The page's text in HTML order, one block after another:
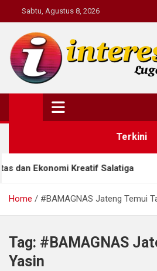
to
content
Sabtu, Agustus 8, 2026
Interestnews.or.id
Terkini
Ekonomi Kreatif Salatiga
Home #BAMAGNAS Jateng Temui
Tag: #BAMAGNAS
Yasin